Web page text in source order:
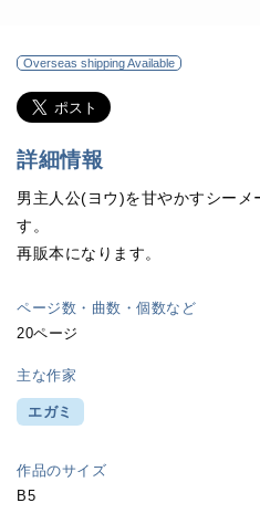
Overseas shipping Available
詳細情報
男主人公(ヨウ)を甘やかすシー
す。
再販本になります。
ページ数・曲数・個数など
20ページ
主な作家
エガミ
作品のサイズ
B5